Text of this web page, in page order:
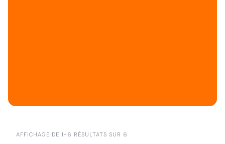
AFFICHAGE DE 1-6 RÉSULTATS SUR 6